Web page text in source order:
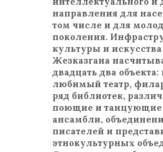
направления для
том числе и для
поколения.
культуры и искусства
Жезказгана
двадцать два
любимый театр,
ряд библиотек,
поющие и танцующие
ансамбли,
писателей и
этнокультурных